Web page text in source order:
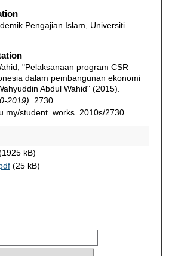
Pengajian Islam, Universiti
"Pelaksanaan program CSR
dalam pembangunan ekonomi
Abdul Wahid" (2015).
2019) . 2730.
student_works_2010s/2730
kB)
(25 kB)